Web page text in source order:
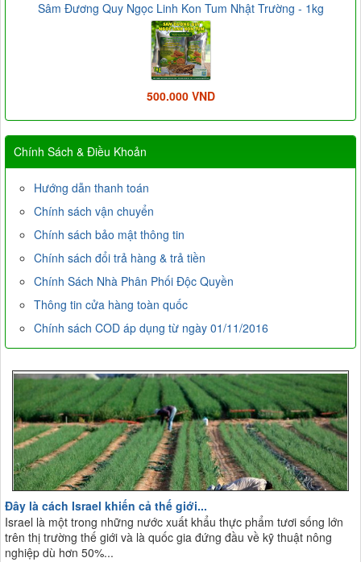
Sâm Đương Quy Ngọc Linh Kon Tum Nhật Trường - 1kg
500.000 VND
Chính Sách & Điều Khoản
Hướng dẫn thanh toán
Chính sách vận chuyển
Chính sách bảo mật thông tin
Chính sách đổi trả hàng & trả tiền
Chính Sách Nhà Phân Phối Độc Quyền
Thông tin cửa hàng toàn quốc
Chính sách COD áp dụng từ ngày 01/11/2016
Đây là cách Israel khiến cả thế giới...
Israel là một trong những nước xuất khẩu thực phẩm tươi sống lớn
trên thị trường thế giới và là quốc gia đứng đầu về kỹ thuật nông
nghiệp dù hơn 50%...